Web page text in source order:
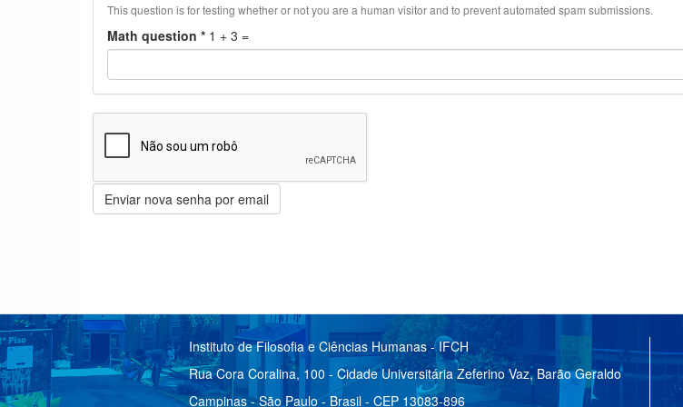
This question is for testing whether or not you are a human visitor and to prevent automated spam submissions.
Math question * 1 + 3 =
Enviar nova senha por email
Instituto de Filosofia e Ciências Humanas - IFCH
Rua Cora Coralina, 100 - Cidade Universitária Zeferino Vaz, Barão Geraldo
Campinas - São Paulo - Brasil - CEP 13083-896